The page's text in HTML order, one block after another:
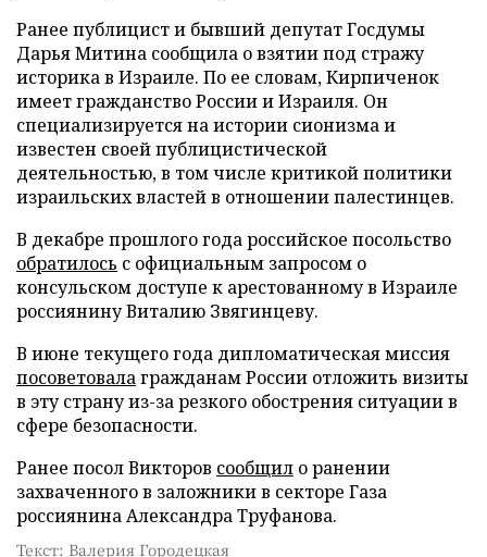
Ранее публицист и бывший депутат Госдумы
Дарья Митина сообщила о взятии под стражу
историка в Израиле. По ее словам, Кирпиченок
имеет гражданство России и Израиля. Он
специализируется на истории сионизма и
известен своей публицистической
деятельностью, в том числе критикой политики
израильских властей в отношении палестинцев.
В декабре прошлого года российское посольство
обратилось с официальным запросом о
консульском доступе к арестованному в Израиле
россиянину Виталию Звягинцеву.
В июне текущего года дипломатическая миссия
посоветовалагражданам России отложить визиты
в эту страну из-за резкого обострения ситуации в
сфере безопасности.
Ранее посол Викторов сообщил о ранении
захваченного в заложники в секторе Газа
россиянина Александра Труфанова.
Текст: Валерия Городецкая